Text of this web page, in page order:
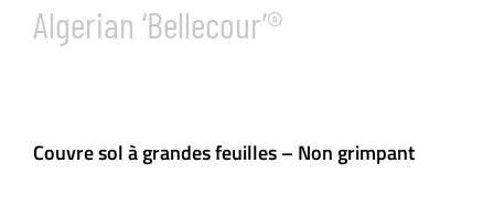
Algerian ‘Bellecour’®
Couvre sol à grandes feuilles – Non grimpant